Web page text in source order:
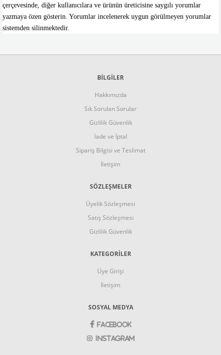
çerçevesinde, diğer kullanıcılara ve ürünün üreticisine saygılı yorumlar
yazmaya özen gösterin. Yorumlar incelenerek uygun görülmeyen yorumlar
sistemden silinmektedir.
BİLGİLER
Hakkımızda
Sık Sorulan Sorular
Gizlilik Güvenlik
İade ve İptal
Sipariş Bilgisi ve Teslimat
İletişim
SÖZLEŞMELER
Üyelik Sözleşmesi
Satış Sözleşmesi
Gizlilik Güvenlik
KATEGORİLER
Üye Girişi
İletişim
SOSYAL MEDYA
Facebook
İnstagram